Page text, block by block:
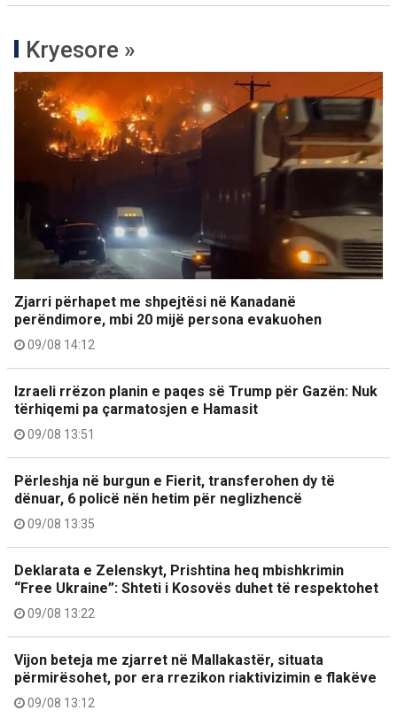
Kryesore »
Zjarri përhapet me shpejtësi në Kanadanë
perëndimore, mbi 20 mijë persona evakuohen
09/08 14:12
Izraeli rrëzon planin e paqes së Trump për Gazën: Nuk
tërhiqemi pa çarmatosjen e Hamasit
09/08 13:51
Përleshja në burgun e Fierit, transferohen dy të
dënuar, 6 policë nën hetim për neglizhencë
09/08 13:35
Deklarata e Zelenskyt, Prishtina heq mbishkrimin
“Free Ukraine”: Shteti i Kosovës duhet të respektohet
09/08 13:22
Vijon beteja me zjarret në Mallakastër, situata
përmirësohet, por era rrezikon riaktivizimin e flakëve
09/08 13:12